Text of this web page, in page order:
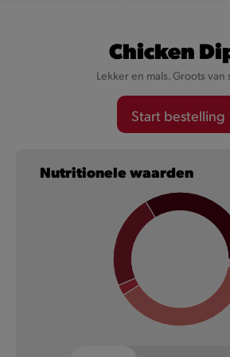
Cheesy Val-Dieu
Want onze Cheesy’s zijn niet zomaar
met karaktervolle Val-Dieu
Meer informatie
Chicken
Lekker en mals. Groots van
Start bestelling
Nutritionele waarden